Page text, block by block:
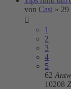
von Casi » 29
1
2
3
4
5
62
10208